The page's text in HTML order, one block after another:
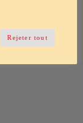
Rejeter tout